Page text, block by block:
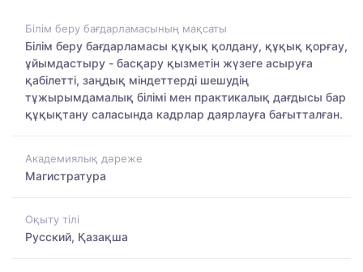
Білім беру бағдарламасының мақсаты
Білім беру бағдарламасы құқық қолдану, құқық қорғау,
ұйымдастыру - басқару қызметін жүзеге асыруға
қабілетті, заңдық міндеттерді шешудің
тұжырымдамалық білімі мен практикалық дағдысы бар
құқықтану саласында кадрлар даярлауға бағытталған.
Академиялық дәреже
Магистратура
Оқыту тілі
Русский, Қазақша